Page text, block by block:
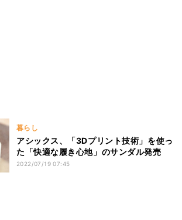
暮らし
アシックス、「3Dプリント技術」を使っ
た「快適な履き心地」のサンダル発売
2022/07/19 07:45